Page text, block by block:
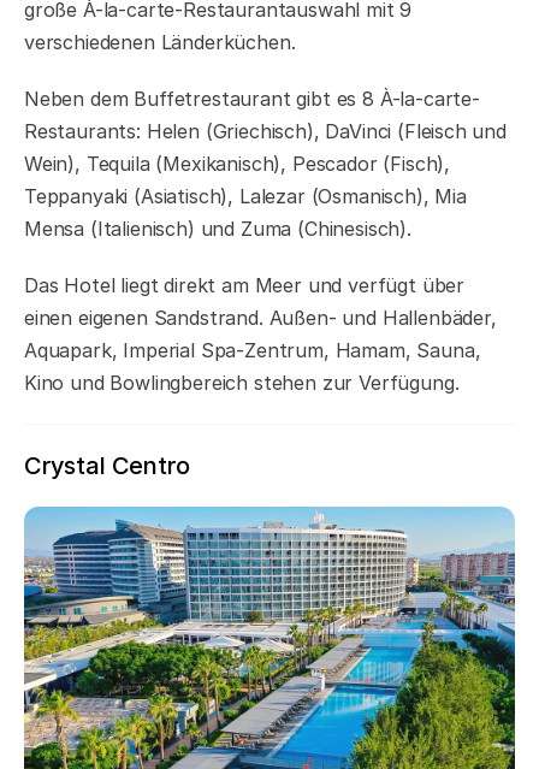
große À-la-carte-Restaurantauswahl mit 9
verschiedenen Länderküchen.
Neben dem Buffetrestaurant gibt es 8 À-la-carte-
Restaurants: Helen (Griechisch), DaVinci (Fleisch und
Wein), Tequila (Mexikanisch), Pescador (Fisch),
Teppanyaki (Asiatisch), Lalezar (Osmanisch), Mia
Mensa (Italienisch) und Zuma (Chinesisch).
Das Hotel liegt direkt am Meer und verfügt über
einen eigenen Sandstrand. Außen- und Hallenbäder,
Aquapark, Imperial Spa-Zentrum, Hamam, Sauna,
Kino und Bowlingbereich stehen zur Verfügung.
Crystal Centro